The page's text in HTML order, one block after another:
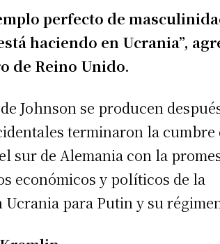
perfecto de
haciendo en Ucrania”,
de Reino Unido.
Johnson se producen
terminaron la cumbre
sur de Alemania con la
económicos y políticos de la
Ucrania para Putin y su